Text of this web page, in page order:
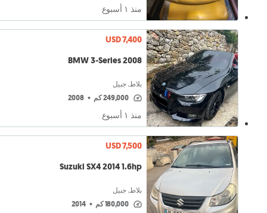
منذ ١ أسبوع
USD 7,400
BMW 3-Series 2008
بلاط, جبيل
249,000 كم •
2008
منذ ١ أسبوع
USD 7,500
Suzuki SX4 2014 1.6hp
بلاط, جبيل
180,000 كم •
2014